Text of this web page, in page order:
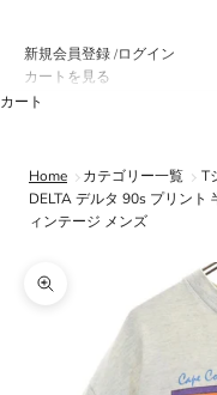
新規会員登録 /ログイン
カートを見る
カート
Home カテゴリー一覧
T
DELTA デルタ 90s プリント
ィンテージ メンズ
ズームイン